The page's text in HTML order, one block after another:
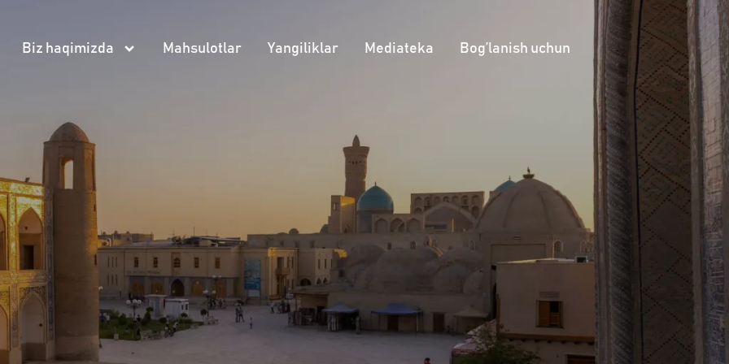
Biz haqimizda Mahsulotlar Yangiliklar Mediateka Bog’lanish uchun